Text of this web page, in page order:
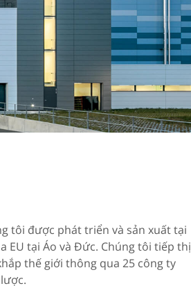
tôi được phát triển và sản xuất tại
EU tại Áo và Đức. Chúng tôi tiếp thị
thế giới thông qua 25 công ty